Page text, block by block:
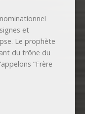
et
Le prophète
du trône du
“Frère